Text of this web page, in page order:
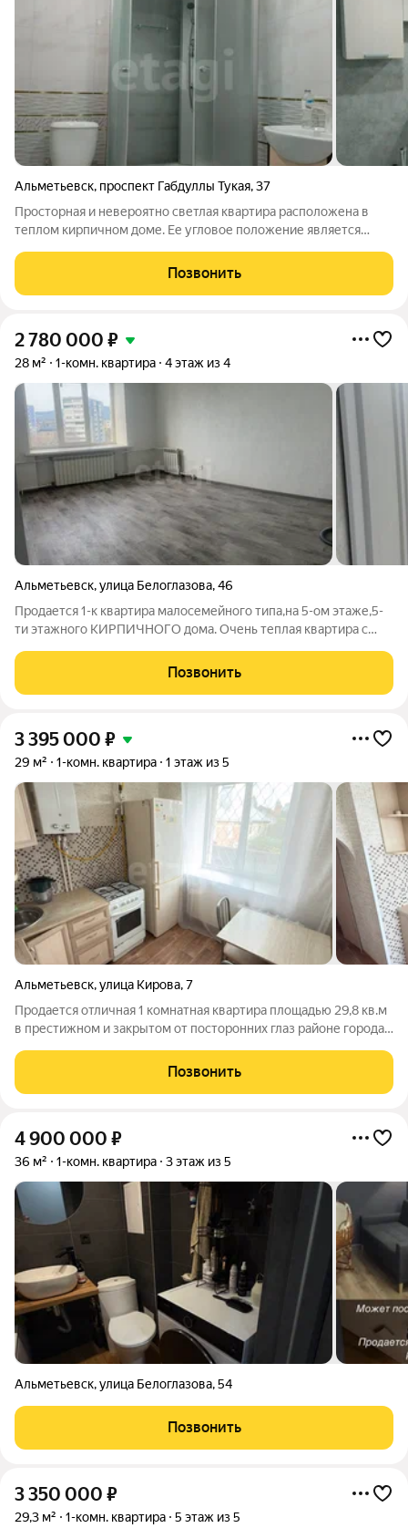
Альметьевск, проспект Габдуллы Тукая,37
Просторная и невероятно светлая квартира расположена в
теплом кирпичном доме. Ее угловое положение является
естественного света в течение всего дня. В квартире
выполнен качественный современный ремонт с
Позвонить
2 780 000 ₽
28 м² 1-комн. квартира 4 этаж из 4
Альметьевск,улица Белоглазова,46
Продается 1-к квартира малосемейного типа,на 5-ом этаже,5-
ти этажного КИРПИЧНОГО дома. Очень теплая квартира с
этажей+по потолку никто не бегает. 28 квадратных метров
площадь. Обновлен косметический
Позвонить
3 395 000 ₽
29 м² 1-комн. квартира 1 этаж из 5
Альметьевск,улица Кирова,7
Продается отличная 1 комнатная квартира площадью 29,8 кв.м
в престижном и закрытом от посторонних глаз районе города.
тишину. Здесь нет шума от дорог, машин и мотоциклов. Вы
получаете приватность и
Позвонить
4 900 000 ₽
36 м² 1-комн. квартира 3 этаж из 5
Альметьевск,улица Белоглазова,54
Позвонить
3 350 000 ₽
29,3 м² 1-комн. квартира 5 этаж из 5